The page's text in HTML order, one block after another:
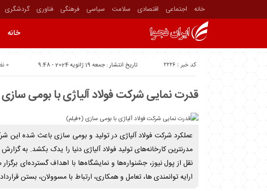
خانه اجتماعی اقتصادی سلامت سیاسی فرهنگی فناوری گردشگری
خانه
تاریخ انتشار : جمعه 19 ژانویه 2024 - 9:48 کد خبر : 2226 0 نظر
قدرت نمایی شرکت فولاد آلیاژی با بومی
عملکرد شرکت فولاد آلیاژی در تولید و بومی سازی باعث شده این
مدرنترین کارخانه‌های تولید فولاد آلیاژی دنیا را یدک بکشد. به گزارش
نقل از پول نیوز، جشنواره‌ها و نمایشگاه‌ها با اهداف گسترده‌ای
ارایه توانمندی ها، تعامل و همکاری، ارتباط با مسوولان، بستن